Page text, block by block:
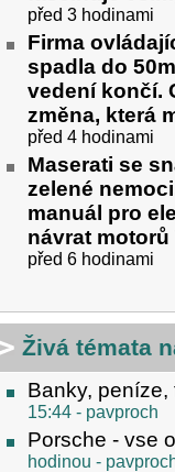
před 3 hodinami
Firma
spadla do
vedení končí.
změna, která
před 4 hodinami
Maserati se
zelené
manuál pro
návrat
před 6 hodinami
Živá témata
Banky, peníze,
15:44 - pavproch
Porsche - vse
hodinou -